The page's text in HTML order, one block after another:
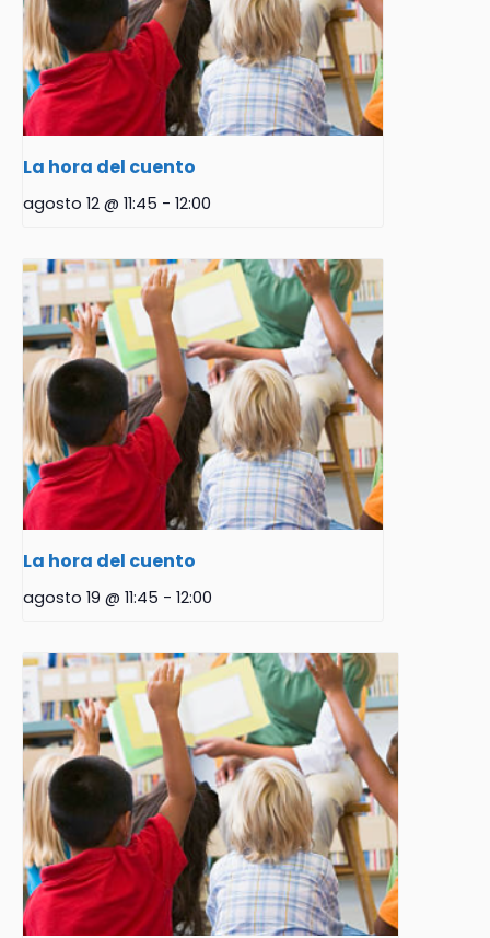
La hora del cuento
agosto 12 @ 11:45 - 12:00
La hora del cuento
agosto 19 @ 11:45 - 12:00